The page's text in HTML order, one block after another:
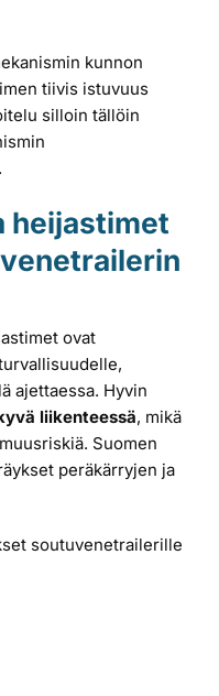
kunnon
tiivis istuvuus
silloin tällöin
heijastimet
ovat
ajettaessa. Hyvin
liikenteessä, mikä
Suomen
peräkärryjen ja
soutuvenetrailerille